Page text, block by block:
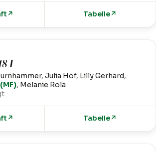
↗ Tabelle↗
I
Julia Hof, Lilly Gerhard,
, Melanie Rola
↗ Tabelle↗